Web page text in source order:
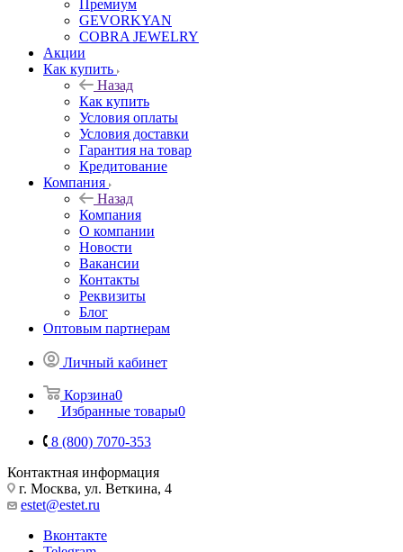
Премиум
GEVORKYAN
COBRA JEWELRY
Акции
Как купить
Назад
Как купить
Условия оплаты
Условия доставки
Гарантия на товар
Кредитование
Компания
Назад
Компания
О компании
Новости
Вакансии
Контакты
Реквизиты
Блог
Оптовым партнерам
Личный кабинет
Корзина0
Избранные товары0
8 (800) 7070-353
Контактная информация
г. Москва, ул. Веткина, 4
estet@estet.ru
Вконтакте